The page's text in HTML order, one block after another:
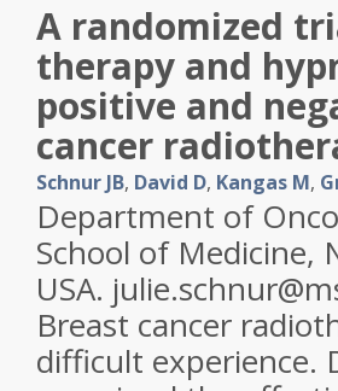
A randomized
therapy and
positive and
cancer
Schnur JB, David D, Kangas M,
Department of
School of Medicine,
USA.
Breast cancer
difficult experience.